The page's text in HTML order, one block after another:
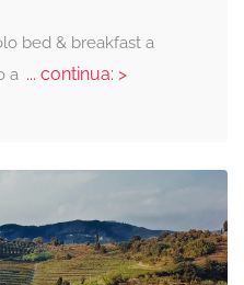
bed & breakfast a
a... continua: >